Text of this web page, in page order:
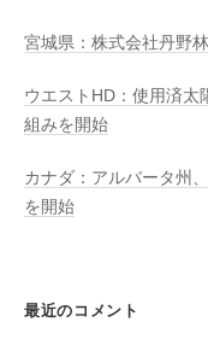
宮城県：株式会社丹野
ウエストHD：使用済太
組みを開始
カナダ：アルバータ州
を開始
最近のコメント